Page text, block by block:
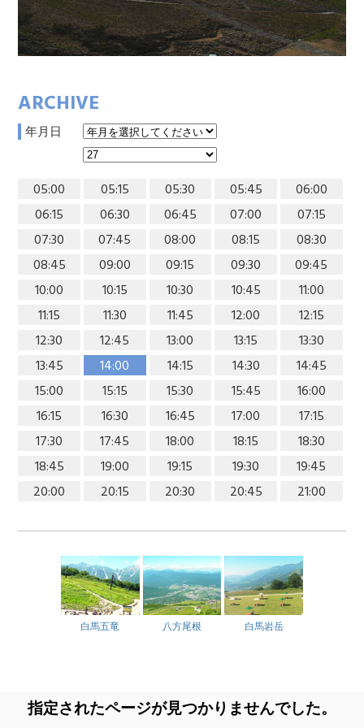
ARCHIVE
年月日
05:00 05:15 05:30 05:45
06:00
06:15
06:30 06:45 07:00
07:15
07:30
07:45 08:00 08:15
08:30
08:45
09:00 09:15 09:30
09:45
10:00
10:15 10:30 10:45
11:00
11:15
11:30 11:45 12:00
12:15
12:30
12:45 13:00 13:15
13:30
13:45
14:00 14:15 14:30
14:45
15:00
15:15 15:30 15:45
16:00
16:15
16:30 16:45 17:00
17:15
17:30
17:45 18:00 18:15
18:30
18:45
19:00 19:15 19:30
19:45
20:00
20:15 20:30 20:45 21:00
白馬五竜 八方尾根 白馬岩岳